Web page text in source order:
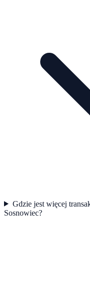
Gdzie jest więcej
Sosnowiec?